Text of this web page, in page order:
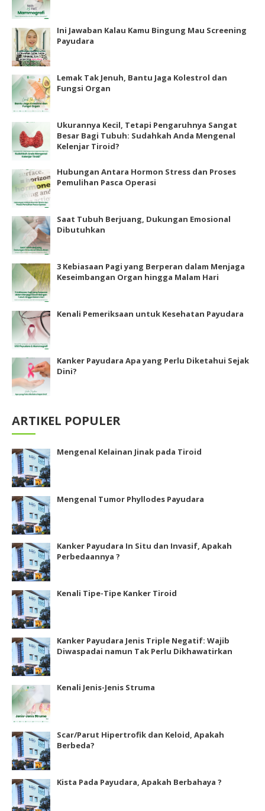
Ini Jawaban Kalau Kamu Bingung Mau Screening
Payudara
Lemak Tak Jenuh, Bantu Jaga Kolestrol dan
Fungsi Organ
Ukurannya Kecil, Tetapi Pengaruhnya Sangat
Besar Bagi Tubuh: Sudahkah Anda Mengenal
Kelenjar Tiroid?
Hubungan Antara Hormon Stress dan Proses
Pemulihan Pasca Operasi
Saat Tubuh Berjuang, Dukungan Emosional
Dibutuhkan
3 Kebiasaan Pagi yang Berperan dalam Menjaga
Keseimbangan Organ hingga Malam Hari
Kenali Pemeriksaan untuk Kesehatan Payudara
Kanker Payudara Apa yang Perlu Diketahui Sejak
Dini?
ARTIKEL POPULER
Mengenal Kelainan Jinak pada Tiroid
Mengenal Tumor Phyllodes Payudara
Kanker Payudara In Situ dan Invasif, Apakah
Perbedaannya ?
Kenali Tipe-Tipe Kanker Tiroid
Kanker Payudara Jenis Triple Negatif: Wajib
Diwaspadai namun Tak Perlu Dikhawatirkan
Kenali Jenis-Jenis Struma
Scar/Parut Hipertrofik dan Keloid, Apakah
Berbeda?
Kista Pada Payudara, Apakah Berbahaya ?